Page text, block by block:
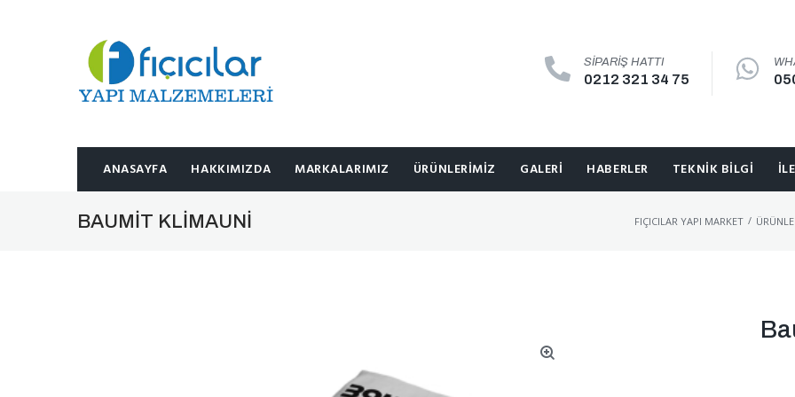
SIPARIŞ HATTI
0212 321 34 75
ANASAYFA HAKKIMIZDA MARKALARIMIZ ÜRÜNLERIMIZ GALERI HABERLER TEKNIK BILGI
BAUMIT KLIMAUNI FIÇICILAR YAPI MARKET /